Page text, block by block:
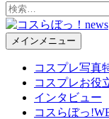
検
索:
コスらぼっ！news
メインメニュー
コスプレ写真
コスプレお役
インタビュー
コスらぼっ